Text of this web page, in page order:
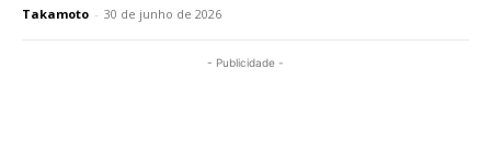
Takamoto - 30 de junho de 2026
- Publicidade -